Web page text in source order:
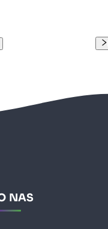
NAS